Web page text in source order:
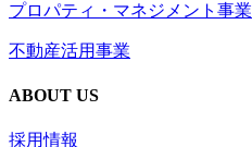
プロパティ・マネジメント事業
不動産活用事業
ABOUT US
採用情報